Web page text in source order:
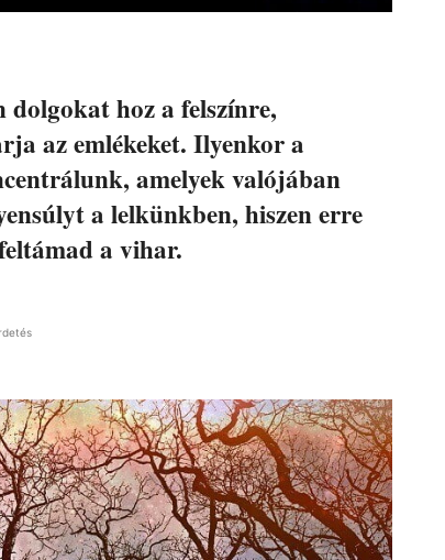
hoz a felszínre,
az emlékeket. Ilyenkor a
amelyek valójában
a lelkünkben, hiszen erre
a vihar.